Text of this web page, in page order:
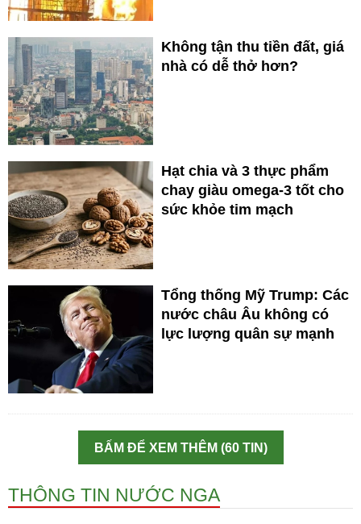
Không tận thu tiền đất, giá
nhà có dễ thở hơn?
Hạt chia và 3 thực phẩm
chay giàu omega-3 tốt cho
sức khỏe tim mạch
Tổng thống Mỹ Trump: Các
nước châu Âu không có
lực lượng quân sự mạnh
BẤM ĐỂ XEM THÊM (60 TIN)
THÔNG TIN NƯỚC NGA